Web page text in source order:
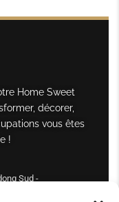
Home Sweet
décorer,
vous êtes
!
Sud -